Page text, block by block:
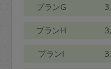
プランG
プランH
プランI